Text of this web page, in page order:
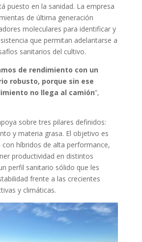
puesto en la sanidad. La empresa
de última generación
moleculares para identificar y
que permitan adelantarse a
sanitarios del cultivo.
de rendimiento con un
robusto, porque sin ese
no llega al camión”,
sobre tres pilares definidos:
y materia grasa. El objetivo es
con híbridos de alta performance,
productividad en distintos
perfil sanitario sólido que les
frente a las crecientes
y climáticas.